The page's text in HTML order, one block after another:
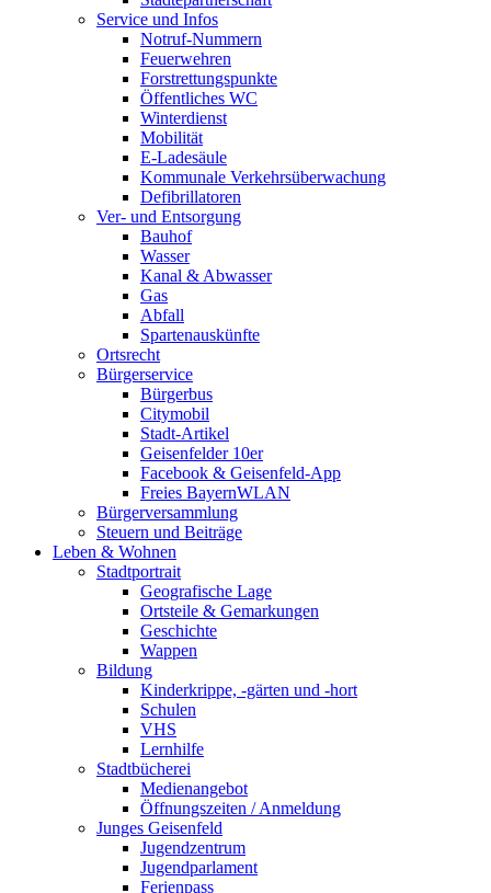
Service und Infos
Notruf-Nummern
Feuerwehren
Forstrettungspunkte
Öffentliches WC
Winterdienst
Mobilität
E-Ladesäule
Kommunale Verkehrsüberwachung
Defibrillatoren
Ver- und Entsorgung
Bauhof
Wasser
Kanal & Abwasser
Gas
Abfall
Spartenauskünfte
Ortsrecht
Bürgerservice
Bürgerbus
Citymobil
Stadt-Artikel
Geisenfelder 10er
Facebook & Geisenfeld-App
Freies BayernWLAN
Bürgerversammlung
Steuern und Beiträge
Leben & Wohnen
Stadtportrait
Geografische Lage
Ortsteile & Gemarkungen
Geschichte
Wappen
Bildung
Kinderkrippe, -gärten und -hort
Schulen
VHS
Lernhilfe
Stadtbücherei
Medienangebot
Öffnungszeiten / Anmeldung
Junges Geisenfeld
Jugendzentrum
Jugendparlament
Ferienpass